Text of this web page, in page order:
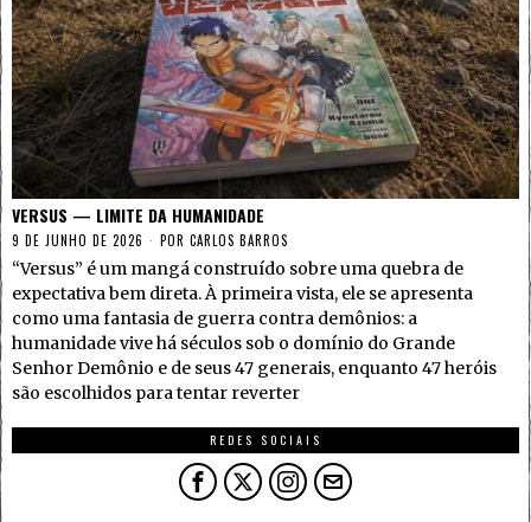
VERSUS — LIMITE DA HUMANIDADE
9 DE JUNHO DE 2026 POR CARLOS BARROS
“Versus” é um mangá construído sobre uma quebra de
expectativa bem direta. À primeira vista, ele se apresenta
como uma fantasia de guerra contra demônios: a
humanidade vive há séculos sob o domínio do Grande
Senhor Demônio e de seus 47 generais, enquanto 47 heróis
são escolhidos para tentar reverter
REDES SOCIAIS